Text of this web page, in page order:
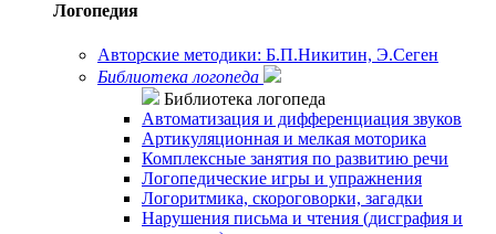
Логопедия
Авторские методики: Б.П.Никитин, Э.Сеген
Библиотека логопеда
Библиотека логопеда
Автоматизация и дифференциация звуков
Артикуляционная и мелкая моторика
Комплексные занятия по развитию речи
Логопедические игры и упражнения
Логоритмика, скороговорки, загадки
Нарушения письма и чтения (дисграфия и